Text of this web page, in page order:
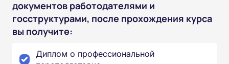
документов работодателями и
госструктурами, после прохождения курса
вы получите:
Диплом о профессиональной